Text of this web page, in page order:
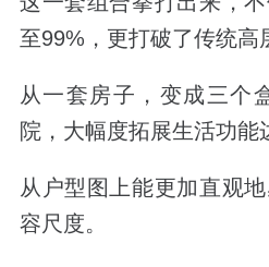
至99%，更打破了传统高
从一套房子，变成三个
院，大幅度拓展生活功能
从户型图上能更加直观
容尺度。